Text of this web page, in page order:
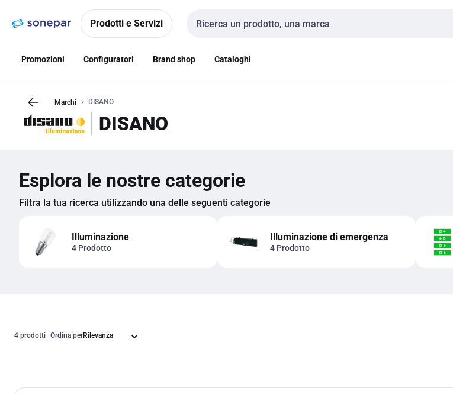
navigazionealla
Prodotti e Servizi
Cerca input
Promozioni Configuratori Brand shop Cataloghi
Marchi DISANO
DISANO
Esplora le nostre categorie
Filtra la tua ricerca utilizzando una delle seguenti categorie
Illuminazione
4 Prodotto
Illuminazione di emergenza
4 Prodotto
4 prodotti Ordina per